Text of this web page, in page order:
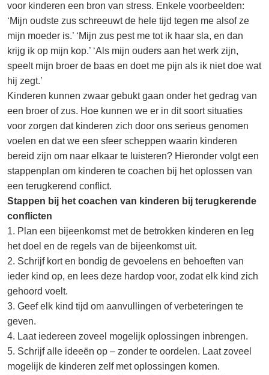
voor kinderen een bron van stress. Enkele voorbeelden:
‘Mijn oudste zus schreeuwt de hele tijd tegen me alsof ze
mijn moeder is.’ ‘Mijn zus pest me tot ik haar sla, en dan
krijg ik op mijn kop.’ ‘Als mijn ouders aan het werk zijn,
speelt mijn broer de baas en doet me pijn als ik niet doe wat
hij zegt.’
Kinderen kunnen zwaar gebukt gaan onder het gedrag van
een broer of zus. Hoe kunnen we er in dit soort situaties
voor zorgen dat kinderen zich door ons serieus genomen
voelen en dat we een sfeer scheppen waarin kinderen
bereid zijn om naar elkaar te luisteren? Hieronder volgt een
stappenplan om kinderen te coachen bij het oplossen van
een terugkerend conflict.
Stappen bij het coachen van kinderen bij terugkerende
conflicten
1. Plan een bijeenkomst met de betrokken kinderen en leg
het doel en de regels van de bijeenkomst uit.
2. Schrijf kort en bondig de gevoelens en behoeften van
ieder kind op, en lees deze hardop voor, zodat elk kind zich
gehoord voelt.
3. Geef elk kind tijd om aanvullingen of verbeteringen te
geven.
4. Laat iedereen zoveel mogelijk oplossingen inbrengen.
5. Schrijf alle ideeën op – zonder te oordelen. Laat zoveel
mogelijk de kinderen zelf met oplossingen komen.